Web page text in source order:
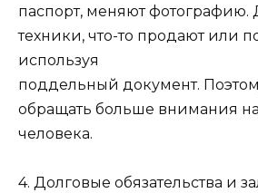
паспорт, меняют фотографию.
техники, что-то продают или
используя
поддельный документ.
обращать больше внимания
человека.
4. Долговые обязательства и